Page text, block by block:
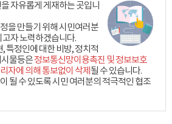
자유롭게 게재하는 곳입니
을 만들기 위해 시민여러분
고자 노력하겠습니다.
특정인에 대한 비방, 정치적
물등은정보통신망이용촉진 및 정보보호
자에 의해 통보없이 삭제 될 수 있습니다.
될 수 있도록 시민 여러분의 적극적인 협조